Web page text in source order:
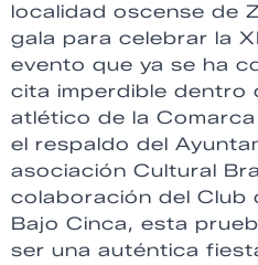
localidad oscense de
gala para celebrar la
evento que ya se ha
cita imperdible dentro
atlético de la
el respaldo del
asociación Cultural
colaboración del Club
Bajo Cinca, esta
ser una auténtica